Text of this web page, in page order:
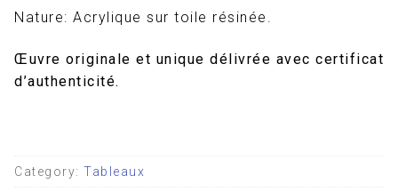
Nature: Acrylique sur toile résinée.
Œuvre originale et unique délivrée avec certificat
d’authenticité.
Category: Tableaux